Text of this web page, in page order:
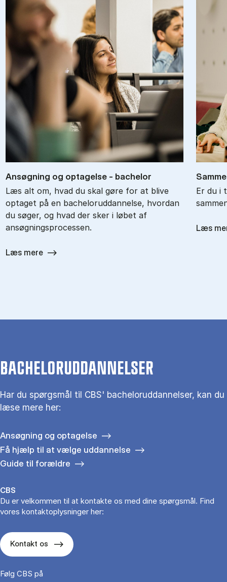
An­søg­ning og op­ta­gel­se - ba­chel­or
Læs alt om, hvad du skal gøre for at blive
optaget på en bacheloruddannelse, hvordan
du søger, og hvad der sker i løbet af
ansøgningsprocessen.
Læs mere
Er du i
Læs
BACHELORUDDANNELSER
Har du spørgsmål til CBS' bacheloruddannelser, kan du
læse mere her:
Ansøgning og optagelse
Få hjælp til at vælge uddannelse
Guide til forældre
CBS
Du er velkommen til at kontakte os med dine spørgsmål. Find
vores kontaktoplysninger her:
Kontakt os
Følg CBS på